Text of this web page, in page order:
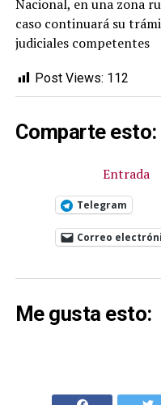
Nacional, en una zona
caso continuará su
judiciales competentes
Post Views: 112
Comparte esto:
Entrada
Telegram
Correo
Me gusta esto: